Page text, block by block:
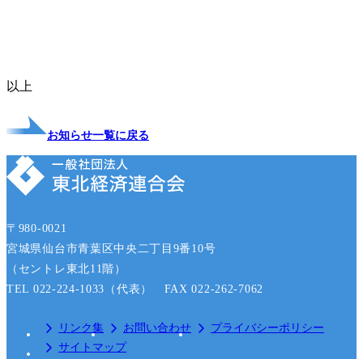
以上
お知らせ一覧に戻る
〒980-0021
宮城県仙台市青葉区中央二丁目9番10号
（セントレ東北11階）
TEL 022-224-1033（代表） FAX 022-262-7062
リンク集 お問い合わせ
プライバシーポリシー
サイトマップ